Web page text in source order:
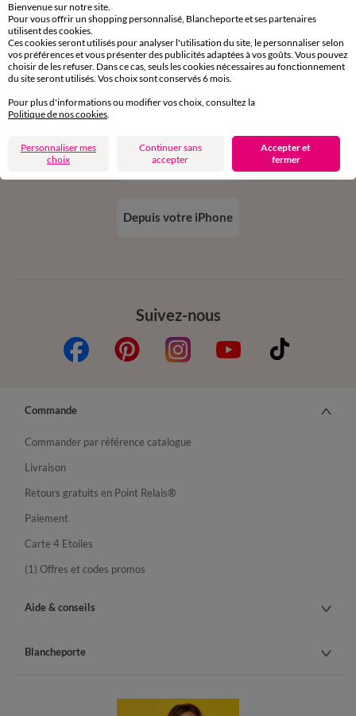
Suivez-nous
Téléchargez l’application
Depuis votre iPhone
Commande
Commander par référence catalogue
Livraison
Retours gratuits en Point Relais®
Paiement
Carte 4 Etoiles
(1) Offres et codes promos
Aide & conseils
Blancheporte
Bienvenue sur notre site.
Pour vous offrir un shopping personnalisé, Blancheporte et ses partenaires
utilisent des cookies.
Ces cookies seront utilisés pour analyser l'utilisation du site, le personnaliser selon
vos préférences et vous présenter des publicités adaptées à vos goûts. Vous pouvez
choisir de les refuser. Dans ce cas, seuls les cookies nécessaires au fonctionnement
du site seront utilisés. Vos choix sont conservés 6 mois.
Pour plus d'informations ou modifier vos choix, consultez la
Politique de nos cookies
Personnaliser mes
choix
Continuer sans
accepter
Accepter et
fermer